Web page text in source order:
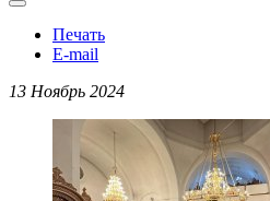
Печать
E-mail
13 Ноябрь 2024